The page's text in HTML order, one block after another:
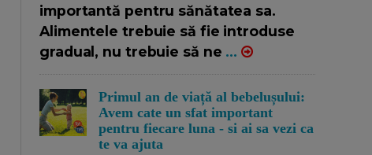
importantă pentru sănătatea sa.
Alimentele trebuie să fie introduse
gradual, nu trebuie să ne ...
Primul an de viață al bebelușului:
Avem cate un sfat important
pentru fiecare luna - si ai sa vezi ca
te va ajuta